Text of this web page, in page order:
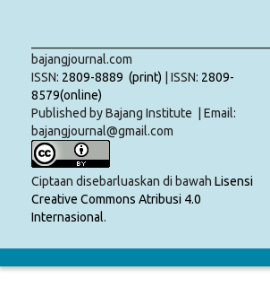
bajangjournal.com
ISSN: 2809-8889 (print) | ISSN: 2809-
8579(online)
Published by Bajang Institute | Email:
bajangjournal@gmail.com
Ciptaan disebarluaskan di bawah Lisensi
Creative Commons Atribusi 4.0
Internasional.